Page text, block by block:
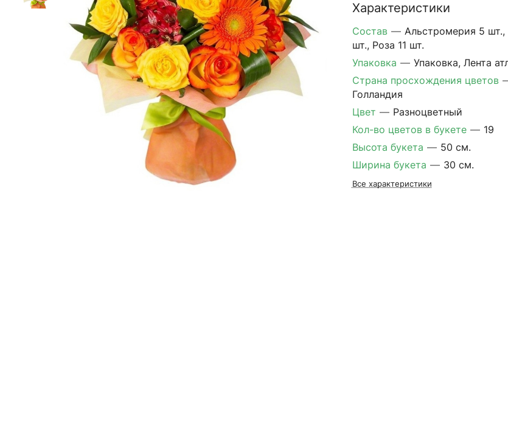
Характеристики
Состав — Альстромерия 5 шт.,
шт., Роза 11 шт.
Упаковка — Упаковка, Лента
Страна просхождения цветов
Голландия
Цвет — Разноцветный
Кол-во цветов в букете — 19
Высота букета — 50 см.
Ширина букета — 30 см.
Все характеристики